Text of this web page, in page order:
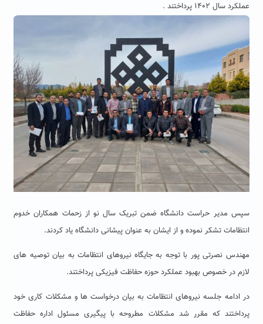
عملکرد سال ۱۴۰۲ پرداختند .
سپس مدیر حراست دانشگاه ضمن تبریک سال نو از زحمات همکاران خدوم
انتظامات تشکر نموده و از ایشان به عنوان پیشانی دانشگاه یاد کردند.
مهندس نصرتی پور با توجه به جایگاه نیروهای انتظامات به بیان توصیه های
لازم در خصوص بهبود عملکرد حوزه حفاظت فیزیکی پرداختند.
در ادامه جلسه نیروهای انتظامات به بیان درخواست ها و مشکلات کاری خود
پرداختند که مقرر شد مشکلات مطروحه با پیگیری مسئول اداره حفاظت